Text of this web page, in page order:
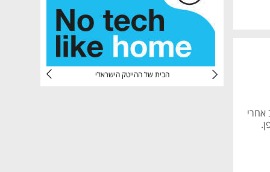
הבית של ההייטק הישראלי
אחרי